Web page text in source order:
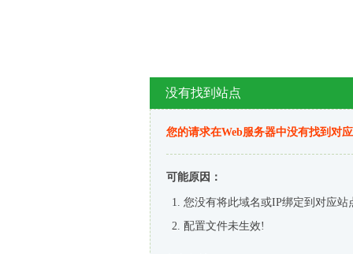
没有找到站点
您的请求在Web服务器中没有找到对
可能原因：
您没有将此域名或IP绑定到对应站
配置文件未生效!